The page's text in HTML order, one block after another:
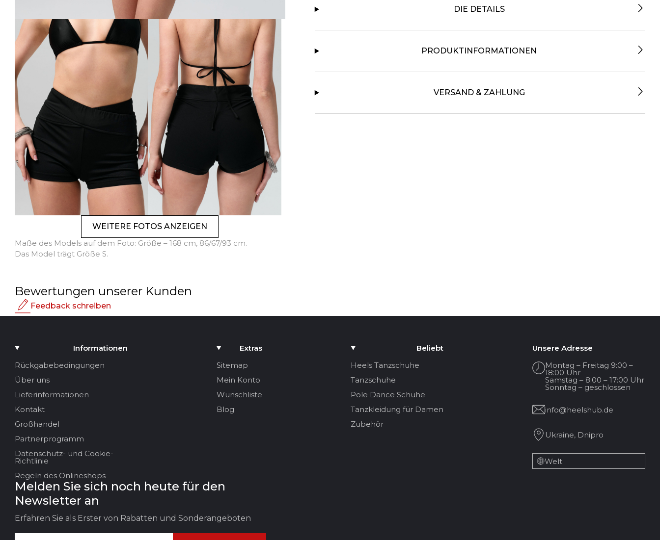
WEITERE FOTOS ANZEIGEN
Maße des Models auf dem Foto: Größe – 168 cm, 86/67/93 cm.
Das Model trägt Größe S.
DIE DETAILS
PRODUKTINFORMATIONEN
VERSAND & ZAHLUNG
Bewertungen unserer Kunden
Feedback schreiben
Ihr Name
Ihre E-Mail
Titel der Bewertung
Ihr Feedback:
Informationen
Rückgabebedingungen
Über uns
Lieferinformationen
Kontakt
Großhandel
Partnerprogramm
Datenschutz- und Cookie-
Richtlinie
Regeln des Onlineshops
Extras
Sitemap
Mein Konto
Wunschliste
Blog
Beliebt
Heels Tanzschuhe
Tanzschuhe
Pole Dance Schuhe
Tanzkleidung für Damen
Zubehör
Unsere Adresse
Montag – Freitag 9:00 –
18:00 Uhr
Samstag – 8:00 – 17:00 Uhr
Sonntag – geschlossen
info@heelshub.de
Ukraine, Dnipro
Welt
Melden Sie sich noch heute für den
Newsletter an
Erfahren Sie als Erster von Rabatten und Sonderangeboten